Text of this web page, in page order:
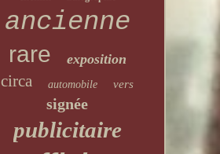
ancienne
rare exposition
circa automobile vers
signée
publicitaire